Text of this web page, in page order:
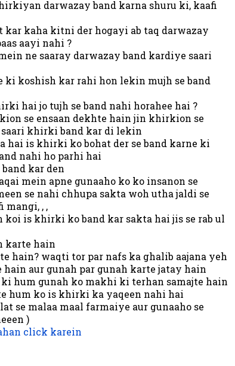
darwazay band karna shuru ki, kaafi
kaha kitni der hogayi ab taq darwazay
aayi nahi ?
ne saaray darwazay band kardiye saari
ki koshish kar rahi hon lekin mujh se band
hai jo tujh se band nahi horahee hai ?
se ensaan dekhte hain jin khirkion se
khirki band kar di lekin
hai is khirki ko bohat der se band karne ki
nahi ho parhi hai
kar den
mein apne gunaaho ko ko insanon se
se nahi chhupa sakta woh utha jaldi se
mangi, , ,
koi is khirki ko band kar sakta hai jis se rab ul
karte hain
hain? waqti tor par nafs ka ghalib aajana yeh
aur gunah par gunah karte jatay hain
hum gunah ko makhi ki terhan samajte hain
hum ko is khirki ka yaqeen nahi hai
se malaa maal farmaiye aur gunaaho se
)
click karein